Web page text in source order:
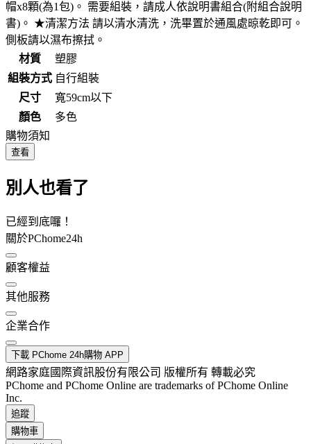
帽x8顆(為1包)。 需要組裝，請成人依說明書組合(附組合說明
書)。 ★清潔方法 請以清水清洗，洗畢置於通風處晾乾即可。
側板請以濕布擦拭。
材質
塑膠
組裝方式 自行組裝
尺寸
寬59cm以下
顏色
多色
購物須知
查看
別人也看了
已經到底囉！
關於PChome24h
顧客權益
其他服務
企業合作
下載 PChome 24h購物 APP
網路家庭國際資訊股份有限公司 版權所有 轉載必究
PChome and PChome Online are trademarks of PChome Online
Inc.
追蹤
購物車